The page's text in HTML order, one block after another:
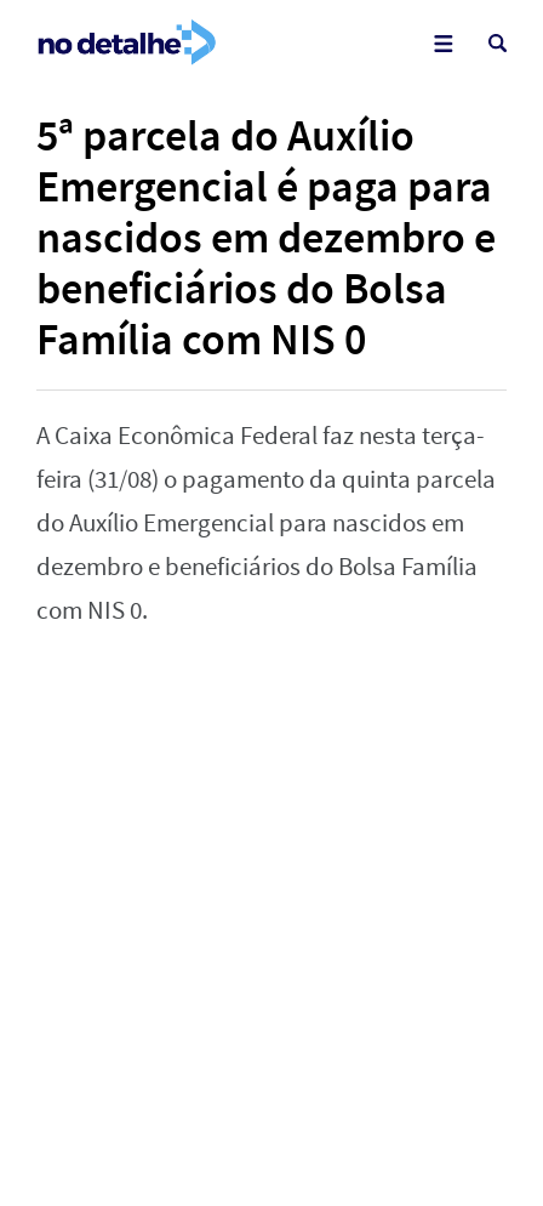
5ª parcela do Auxílio
Emergencial é paga para
nascidos em dezembro e
beneficiários do Bolsa
Família com NIS 0
A Caixa Econômica Federal faz nesta terça-
feira (31/08) o pagamento da quinta parcela
do Auxílio Emergencial para nascidos em
dezembro e beneficiários do Bolsa Família
com NIS 0.